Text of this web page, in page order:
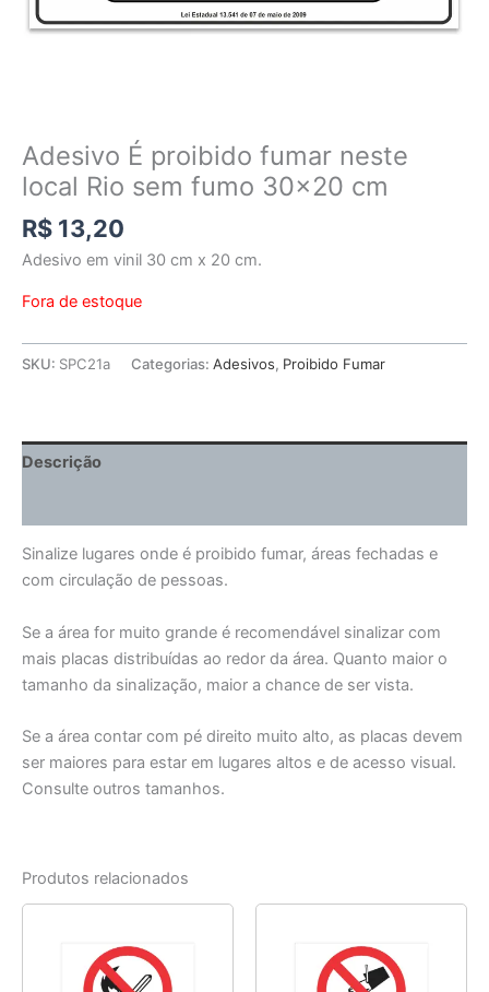
Adesivo É proibido fumar neste
local Rio sem fumo 30×20 cm
R$ 13,20
Adesivo em vinil 30 cm x 20 cm.
Fora de estoque
SKU: SPC21a Categorias: Adesivos, Proibido Fumar
Descrição
Sinalize lugares onde é proibido fumar, áreas fechadas e
com circulação de pessoas.
Se a área for muito grande é recomendável sinalizar com
mais placas distribuídas ao redor da área. Quanto maior o
tamanho da sinalização, maior a chance de ser vista.
Se a área contar com pé direito muito alto, as placas devem
ser maiores para estar em lugares altos e de acesso visual.
Consulte outros tamanhos.
Produtos relacionados